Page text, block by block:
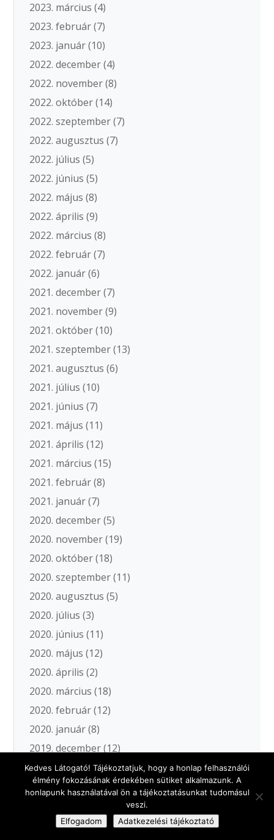
2023. március (4)
2023. február(7)
2023. január(10)
2022. december(4)
2022. november(8)
2022. október(14)
2022. szeptember(7)
2022. augusztus (7)
2022. július (5)
2022. június (5)
2022. május (8)
2022. április (9)
2022. március (8)
2022. február(7)
2022. január(6)
2021. december(7)
2021. november(9)
2021. október(10)
2021. szeptember(13)
2021. augusztus (6)
2021. július (10)
2021. június (7)
2021. május (11)
2021. április (12)
2021. március (15)
2021. február(8)
2021. január(7)
2020. december(5)
2020. november(19)
2020. október(18)
2020. szeptember(11)
2020. augusztus (5)
2020. július (3)
2020. június (11)
2020. május (12)
2020. április (2)
2020. március (18)
2020. február(12)
2020. január(8)
2019. december(12)
2019. november(10)
2019. október(10)
(13)
2019. augusztus(6)
Kedves Látogató! Tájékoztatjuk, hogy a honlap felhasználói
élmény fokozásának érdekében sütiket alkalmazunk. A
honlapunk használatával ön a tájékoztatásunkat tudomásul
veszi.
Elfogadom
Adatkezelési tájékoztató